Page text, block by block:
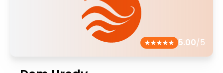
5.00/5